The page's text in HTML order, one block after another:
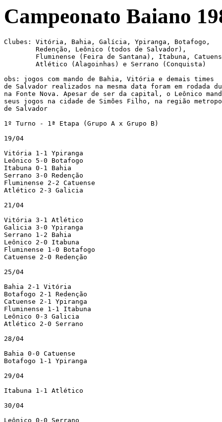
Campeonato Baiano
Clubes: Vitória, Bahia, Galícia, Ypiranga, Botafogo,
obs: jogos com mando de Bahia, Vitória e demais times
de Salvador realizados na mesma data foram em rodada
na Fonte Nova. Apesar de ser da capital, o Leônico
seus jogos na cidade de Simões Filho, na região
de Salvador
1º Turno - 1ª Etapa (Grupo A x Grupo B)
19/04
Vitória 1-1 Ypiranga
Leônico 5-0 Botafogo
Itabuna 0-1 Bahia
Serrano 3-0 Redenção
Fluminense 2-2 Catuense
Atlético 2-3 Galicia
21/04
Vitória 3-1 Atlético
Galicia 3-0 Ypiranga
Serrano 1-2 Bahia
Leônico 2-0 Itabuna
Fluminense 1-0 Botafogo
Catuense 2-0 Redenção
25/04
Bahia 2-1 Vitória
Botafogo 2-1 Redenção
Catuense 2-1 Ypiranga
Fluminense 1-1 Itabuna
Leônico 0-3 Galicia
Atlético 2-0 Serrano
28/04
Bahia 0-0 Catuense
Botafogo 1-1 Ypiranga
29/04
Itabuna 1-1 Atlético
30/04
Leônico 0-0 Serrano